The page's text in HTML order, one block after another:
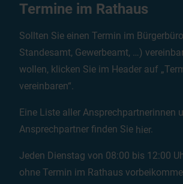
Termine im Rathaus
Sollten Sie einen Termin im
Standesamt, Gewerbeamt, …)
wollen, klicken Sie im Header auf
vereinbaren“.
Eine Liste aller Ansprechpartnerinnen
Ansprechpartner finden Sie hier.
Jeden Dienstag von 08:00 bis 12:00
ohne Termin im Rathaus